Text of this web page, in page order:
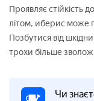
Проявляє стійкість до
літом, иберис може
Позбутися від
трохи більше
Чи